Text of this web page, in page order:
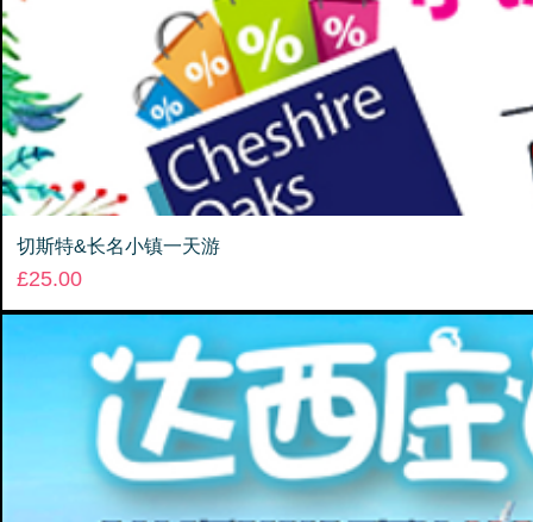
切斯特&长名小镇一天游
Price
£25.00